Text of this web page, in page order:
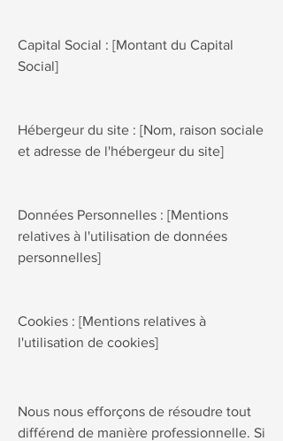
Capital Social : [Montant du Capital
Social]
Hébergeur du site : [Nom, raison sociale
et adresse de l'hébergeur du site]
Données Personnelles : [Mentions
relatives à l'utilisation de données
personnelles]
Cookies : [Mentions relatives à
l'utilisation de cookies]
Nous nous efforçons de résoudre tout
différend de manière professionnelle. Si